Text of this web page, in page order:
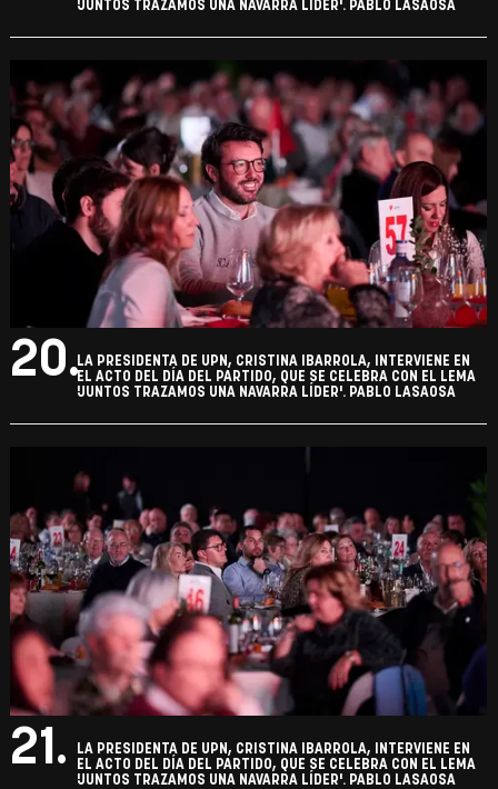
'JUNTOS TRAZAMOS UNA NAVARRA LÍDER'. PABLO LASAOSA
20.LA PRESIDENTA DE UPN, CRISTINA IBARROLA, INTERVIENE EN
EL ACTO DEL DÍA DEL PARTIDO, QUE SE CELEBRA CON EL LEMA
'JUNTOS TRAZAMOS UNA NAVARRA LÍDER'. PABLO LASAOSA
21.
LA PRESIDENTA DE UPN, CRISTINA IBARROLA, INTERVIENE EN
EL ACTO DEL DÍA DEL PARTIDO, QUE SE CELEBRA CON EL LEMA
'JUNTOS TRAZAMOS UNA NAVARRA LÍDER'. PABLO LASAOSA